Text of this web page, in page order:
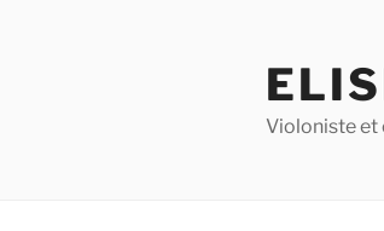
Violoniste